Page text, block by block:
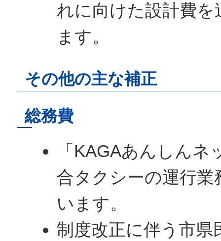
れに向けた設計費を
ます。
その他の主な補正
総務費
「KAGAあんしん
合タクシーの運行業
います。
制度改正に伴う市県